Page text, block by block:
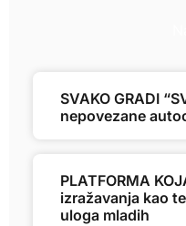
SVAKO GRADI
nepovezane
PLATFORMA
izražavanja kao
uloga mladih